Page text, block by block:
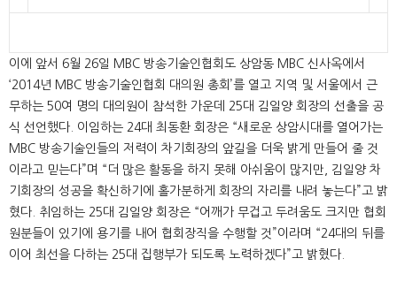
이에 앞서 6월 26일 MBC 방송기술인협회도 상암동 MBC 신사옥에서
‘2014년 MBC 방송기술인협회 대의원 총회’를 열고 지역 및 서울에서 근
무하는 50여 명의 대의원이 참석한 가운데 25대 김일양 회장의 선출을 공
식 선언했다. 이임하는 24대 최동환 회장은 “새로운 상암시대를 열어가는
MBC 방송기술인들의 저력이 차기회장의 앞길을 더욱 밝게 만들어 줄 것
이라고 믿는다”며 “더 많은 활동을 하지 못해 아쉬움이 많지만, 김일양 차
기회장의 성공을 확신하기에 홀가분하게 회장의 자리를 내려 놓는다”고 밝
혔다. 취임하는 25대 김일양 회장은 “어깨가 무겁고 두려움도 크지만 협회
원분들이 있기에 용기를 내어 협회장직을 수행할 것”이라며 “24대의 뒤를
이어 최선을 다하는 25대 집행부가 되도록 노력하겠다”고 밝혔다.